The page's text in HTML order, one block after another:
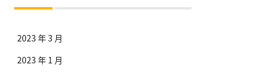
2023 年 3 月
2023 年 1 月